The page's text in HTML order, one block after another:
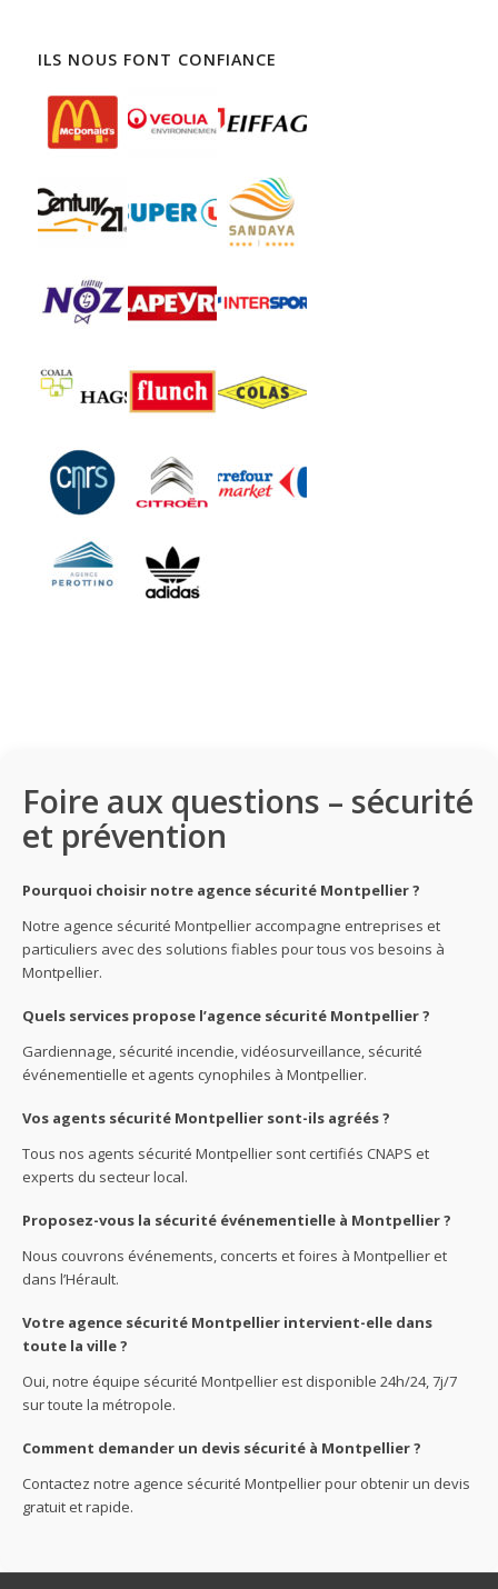
Agence de sécurité à Saint-Gilles
Trouver un agent de sûreté à Saint-Orens-de-Gameville
Trouver un agent de sûreté à Vauvert
Agence de sécurité à Vauvert
Trouver un agent de sûreté à Villefranche-de-Rouergue
Trouver un agent de sûreté à Villeneuve-lès-Avignon
Agence de sécurité à Villeneuve-lès-Avignon
ILS NOUS FONT CONFIANCE
Foire aux questions – sécurité
et prévention
Pourquoi choisir notre agence sécurité Montpellier ?
Notre agence sécurité Montpellier accompagne entreprises et
particuliers avec des solutions fiables pour tous vos besoins à
Montpellier.
Quels services propose l’agence sécurité Montpellier ?
Gardiennage, sécurité incendie, vidéosurveillance, sécurité
événementielle et agents cynophiles à Montpellier.
Vos agents sécurité Montpellier sont-ils agréés ?
Tous nos agents sécurité Montpellier sont certifiés CNAPS et
experts du secteur local.
Proposez-vous la sécurité événementielle à Montpellier ?
Nous couvrons événements, concerts et foires à Montpellier et
dans l’Hérault.
Votre agence sécurité Montpellier intervient-elle dans
toute la ville ?
Oui, notre équipe sécurité Montpellier est disponible 24h/24, 7j/7
sur toute la métropole.
Comment demander un devis sécurité à Montpellier ?
Contactez notre agence sécurité Montpellier pour obtenir un devis
gratuit et rapide.